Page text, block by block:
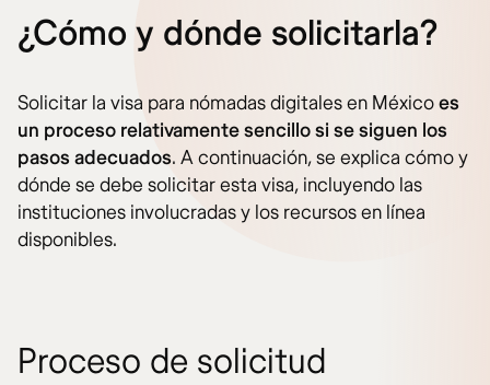
¿Cómo y dónde solicitarla?
Solicitar la visa para nómadas digitales en Méxicoes
un proceso relativamente sencillo si se siguen los
pasos adecuados. A continuación, se explica cómo y
dónde se debe solicitar esta visa, incluyendo las
instituciones involucradas y los recursos en línea
disponibles.
Proceso de solicitud